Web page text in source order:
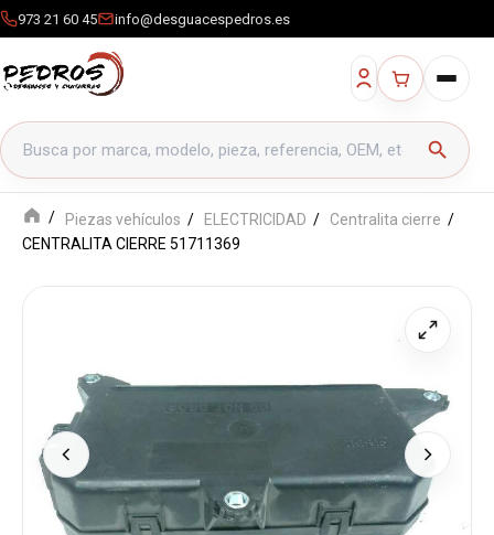
973 21 60 45 info@desguacespedros.es
Buscar productos
search
Piezas vehículos ELECTRICIDAD
Centralita cierre
CENTRALITA CIERRE 51711369